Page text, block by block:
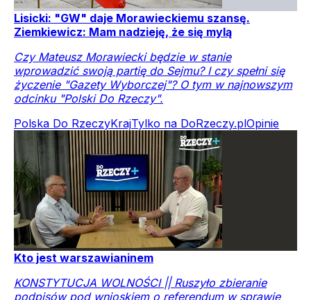
Lisicki: "GW" daje Morawieckiemu szansę.
Ziemkiewicz: Mam nadzieję, że się mylą
Czy Mateusz Morawiecki będzie w stanie
wprowadzić swoją partię do Sejmu? I czy spełni się
życzenie "Gazety Wyborczej"? O tym w najnowszym
odcinku "Polski Do Rzeczy".
Polska Do RzeczyKrajTylko na DoRzeczy.plOpinie
Kto jest warszawianinem
KONSTYTUCJA WOLNOŚCI || Ruszyło zbieranie
podpisów pod wnioskiem o referendum w sprawie